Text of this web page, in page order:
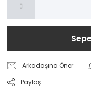
Arkadaşına Öner
Paylaş